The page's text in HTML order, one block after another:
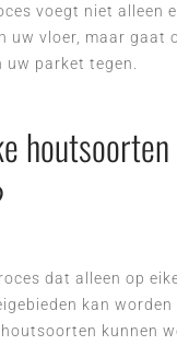
voegt niet alleen
uw vloer, maar gaat
uw parket tegen.
dat alleen op
kan worden
kunnen